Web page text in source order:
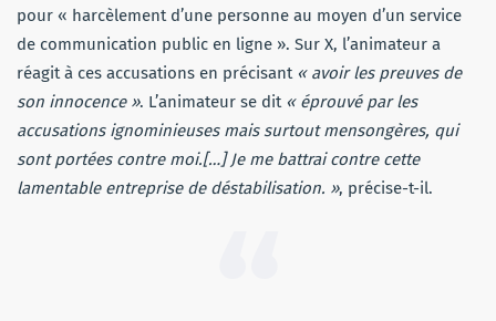
pour « harcèlement d’une personne au moyen d’un service
de communication public en ligne ». Sur X, l’animateur a
réagit à ces accusations en précisant« avoir les preuves de
son innocence ». L’animateur se dit « éprouvé par les
accusations ignominieuses mais surtout mensongères, qui
sont portées contre moi.[…] Je me battrai contre cette
lamentable entreprise de déstabilisation. », précise-t-il.